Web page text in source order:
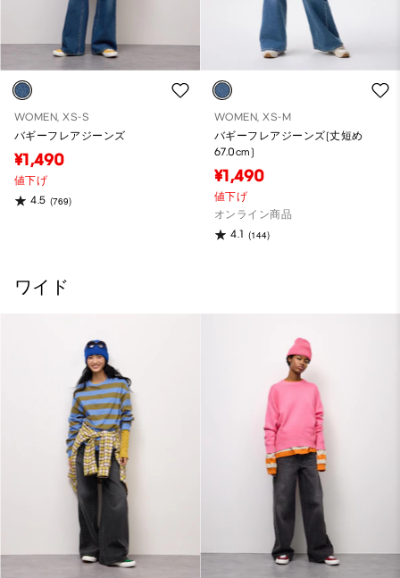
WOMEN, XS-S
バギーフレアジーンズ
¥1,490
値下げ
4.5 (769)
WOMEN, XS-M
バギーフレアジーンズ(丈短め
67.0cm)
¥1,490
値下げ
オンライン商品
4.1 (144)
ワイド